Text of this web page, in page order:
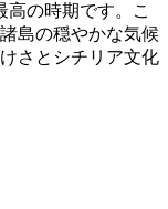
の時期です。こ
島の穏やかな気候
さとシチリア文化